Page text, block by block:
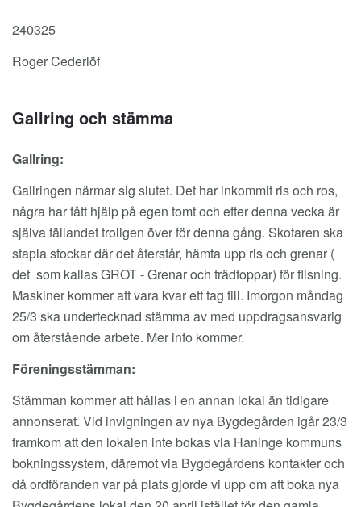
240325
Roger Cederlöf
Gallring och stämma
Gallring:
Gallringen närmar sig slutet. Det har inkommit ris och ros,
några har fått hjälp på egen tomt och efter denna vecka är
själva fällandet troligen över för denna gång. Skotaren ska
stapla stockar där det återstår, hämta upp ris och grenar (
det som kallas GROT - Grenar och trädtoppar) för flisning.
Maskiner kommer att vara kvar ett tag till. Imorgon måndag
25/3 ska undertecknad stämma av med uppdragsansvarig
om återstående arbete. Mer info kommer.
Föreningsstämman:
Stämman kommer att hållas i en annan lokal än tidigare
annonserat. Vid invigningen av nya Bygdegården igår 23/3
framkom att den lokalen inte bokas via Haninge kommuns
bokningssystem, däremot via Bygdegårdens kontakter och
då ordföranden var på plats gjorde vi upp om att boka nya